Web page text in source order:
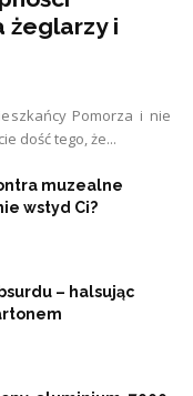
żeglarzy i
Pomorza i nie
dość tego, że...
muzealne
wstyd Ci?
– halsując